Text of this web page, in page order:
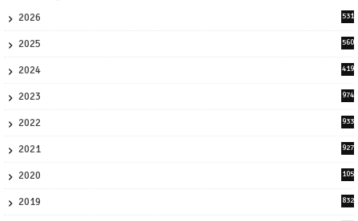
2026
531
2025
560
2024
419
2023
974
2022
933
2021
927
2020
105
2019
832